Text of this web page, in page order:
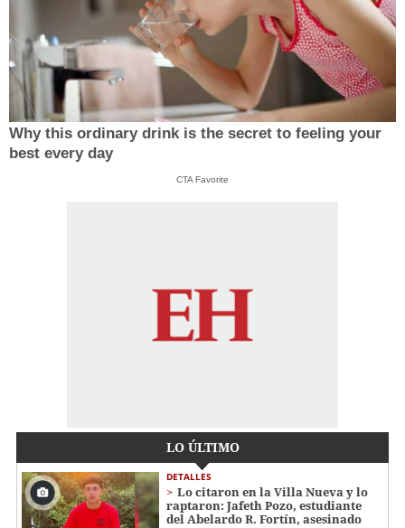
Why this ordinary drink is the secret to feeling your
best every day
CTA Favorite
LO ÚLTIMO
DETALLES
Lo citaron en la Villa Nueva y lo
raptaron: Jafeth Pozo, estudiante
del Abelardo R. Fortín, asesinado